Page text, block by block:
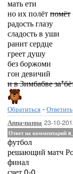
мать ети
но их полётпомёт
радость глазу
сладость в уши
ранит сердце
греет душу
без боржоми
гон девичий
и в Зимбабве
Обратиться - Ответить
Аппа-паппа 23-10-
Ответ на комментарий
футбол
решающий матч
финал